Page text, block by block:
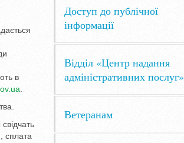
в
сплата
Доступ до публічної
інформації
Відділ «Центр надання
адміністративних послуг»
Ветеранам